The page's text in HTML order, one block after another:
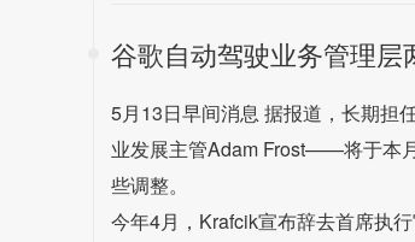
谷歌自动驾驶业务管理层
5月13日早间消息 据报道，长期
业发展主管Adam Frost——将于本
些调整。
今年4月，Krafcik宣布辞去首席执